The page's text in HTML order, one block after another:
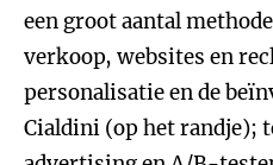
een groot aantal
verkoop, websites en
personalisatie en de
Cialdini (op het randje);